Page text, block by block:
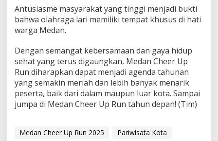
Antusiasme masyarakat yang tinggi menjadi bukti
bahwa olahraga lari memiliki tempat khusus di hati
warga Medan.
Dengan semangat kebersamaan dan gaya hidup
sehat yang terus digaungkan, Medan Cheer Up
Run diharapkan dapat menjadi agenda tahunan
yang semakin meriah dan lebih banyak menarik
peserta, baik dari dalam maupun luar kota. Sampai
jumpa di Medan Cheer Up Run tahun depan! (Tim)
Medan Cheer Up Run 2025 Pariwisata Kota